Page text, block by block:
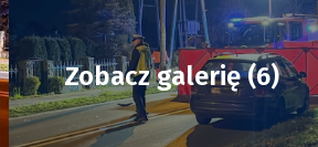
Zobacz galerię (6)